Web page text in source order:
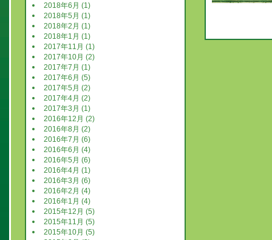
2018年6月 (1)
2018年5月 (1)
2018年2月 (1)
2018年1月 (1)
2017年11月 (1)
2017年10月 (2)
2017年7月 (1)
2017年6月 (5)
2017年5月 (2)
2017年4月 (2)
2017年3月 (1)
2016年12月 (2)
2016年8月 (2)
2016年7月 (6)
2016年6月 (4)
2016年5月 (6)
2016年4月 (1)
2016年3月 (6)
2016年2月 (4)
2016年1月 (4)
2015年12月 (5)
2015年11月 (5)
2015年10月 (5)